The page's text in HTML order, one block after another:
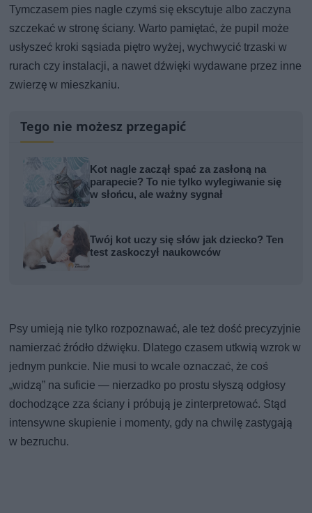
Tymczasem pies nagle czymś się ekscytuje albo zaczyna
szczekać w stronę ściany. Warto pamiętać, że pupil może
usłyszeć kroki sąsiada piętro wyżej, wychwycić trzaski w
rurach czy instalacji, a nawet dźwięki wydawane przez inne
zwierzę w mieszkaniu.
Tego nie możesz przegapić
Kot nagle zaczął spać za zasłoną na
parapecie? To nie tylko wylegiwanie się
w słońcu, ale ważny sygnał
Twój kot uczy się słów jak dziecko? Ten
test zaskoczył naukowców
Psy umieją nie tylko rozpoznawać, ale też dość precyzyjnie
namierzać źródło dźwięku. Dlatego czasem utkwią wzrok w
jednym punkcie. Nie musi to wcale oznaczać, że coś
„widzą” na suficie — nierzadko po prostu słyszą odgłosy
dochodzące zza ściany i próbują je zinterpretować. Stąd
intensywne skupienie i momenty, gdy na chwilę zastygają
w bezruchu.